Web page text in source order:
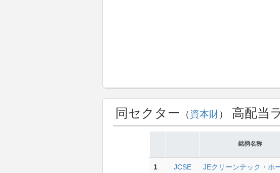
同セクター （資本財） 高配当
銘柄名称
1 JCSE JEクリーンテック・ホ